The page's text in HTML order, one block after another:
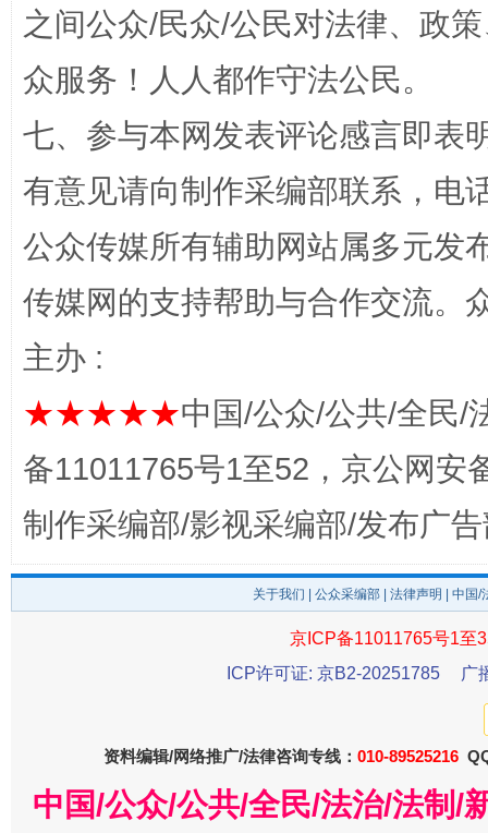
完善运行机制助力责任有效落实 一纸欠
东山县通报“牛蛙产品抗生素超标问题” 法
一
之间公众/民众/公民对法律、政
众服务！人人都作守法公民。
七、参与本网发表评论感言即表
有意见请向制作采编部联系，电
公众传媒所有辅助网站属多元发
传媒网的支持帮助与合作交流。
主办 :
★★★★★中国/公众/公共/全民/
备11011765号1至52，京公网安
制作采编部/影视采编部/发布广
关于我们 公众采编部 法律声明 | 中国
京ICP备11011765号1至
ICP许可证: 京B2-20251785
广
资料编辑/网络推广/法律咨询专线： 010-89525216
中国/公众/公共/全民/法治/法制/